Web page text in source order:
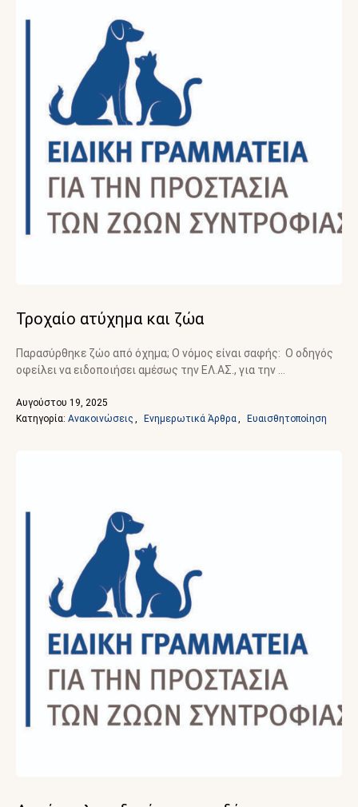
Τροχαίο ατύχημα και ζώα
Παρασύρθηκε ζώο από όχημα; Ο νόμος είναι σαφής: Ο οδηγός
οφείλει να ειδοποιήσει αμέσως την ΕΛ.ΑΣ., για την …
Αυγούστου 19, 2025
Κατηγορία: Ανακοινώσεις , Ενημερωτικά Άρθρα, Ευαισθητοποίηση